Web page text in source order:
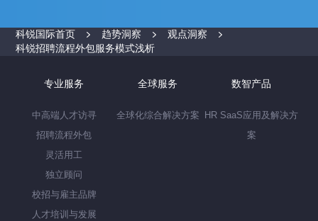
科锐国际首页 趋势洞察
观点洞察
科锐招聘流程外包服务模式浅析
专业服务
中高端人才访寻
招聘流程外包
灵活用工
独立顾问
校招与雇主品牌
人才培训与发展
全球服务
全球化综合解决方案
数智产品
HR SaaS应用及解决方
案